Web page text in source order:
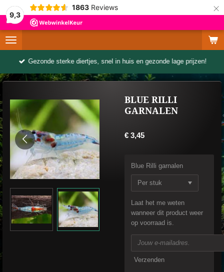
9,3
1863 Reviews ×
Gezonde sterke diertjes, snel in huis en gezonde lage prijzen!
BLUE RILLI
GARNALEN
€ 3,45
Blue Rilli garnalen
Laat het me weten
wanneer dit product weer
op voorraad is.
Verzenden